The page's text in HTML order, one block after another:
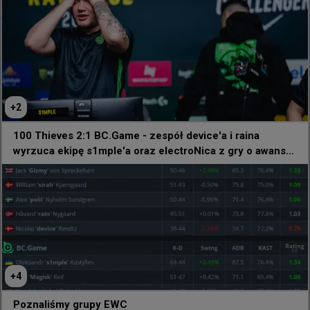
@HLTVorg
"Napisałem do @Twistzz na Instagramie z pytaniem,
czy możemy użyć jego nazwiska jako nazwy naszej
drużyny. Nie odpowiedział" 😢
Mimo to Team Vandulken tariksora oddał hołd
swojemu idolowi i przywdział te świetne koszulki na
+2
100 Thieves 2:1 BC.Game - zespół device'a i raina
wyrzuca ekipę s1mple'a oraz electroNica z gry o awans
na EWC!
+4
Poznaliśmy grupy EWC